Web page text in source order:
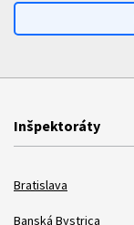
Inšpektoráty
Bratislava
Banská Bystrica